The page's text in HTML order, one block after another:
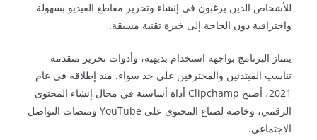
للأشخاص الذين يرغبون في إنشاء وتحرير مقاطع الفيديو بسهولة
واحترافية دون الحاجة إلى خبرة تقنية مسبقة.
يمتاز البرنامج بواجهة استخدام بديهية، وأدوات تحرير متقدمة
تناسب المبتدئين والمحترفين على حد سواء. منذ إطلاقه في عام
2021، أصبح Clipchamp أداة أساسية في مجال إنشاء المحتوى
الرقمي، وخاصة لصناع المحتوى على YouTube ومنصات التواصل
الاجتماعي.